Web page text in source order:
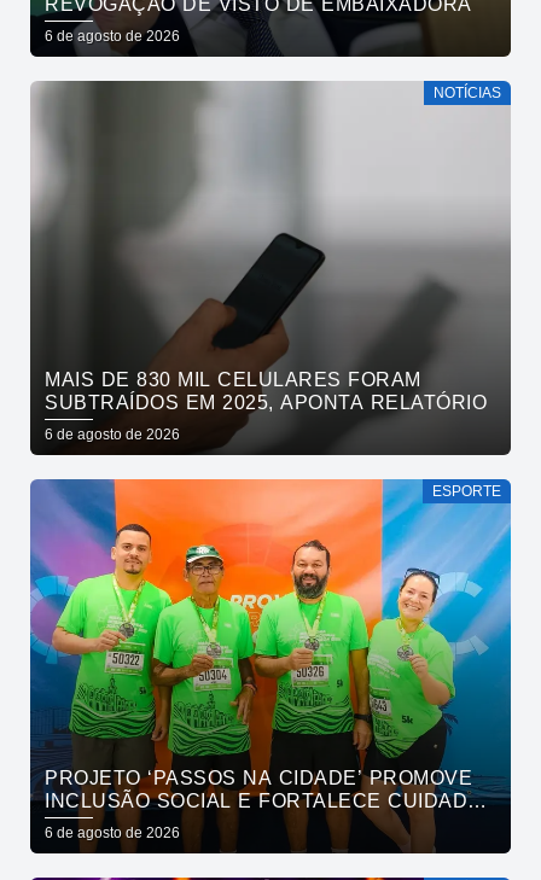
REVOGAÇÃO DE VISTO DE EMBAIXADORA
6 de agosto de 2026
NOTÍCIAS
MAIS DE 830 MIL CELULARES FORAM
SUBTRAÍDOS EM 2025, APONTA RELATÓRIO
6 de agosto de 2026
ESPORTE
PROJETO ‘PASSOS NA CIDADE’ PROMOVE
INCLUSÃO SOCIAL E FORTALECE CUIDADO
EM SAÚDE MENTAL POR MEIO DA CORRIDA
6 de agosto de 2026